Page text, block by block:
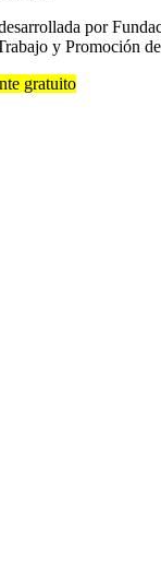
por
y Promoción
gratuito